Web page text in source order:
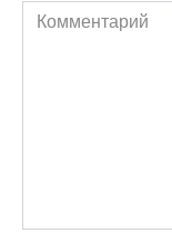
Комментарий